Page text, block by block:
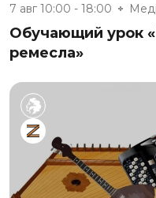
7 авг 10:00 - 18:00
Обучающий урок
ремесла»